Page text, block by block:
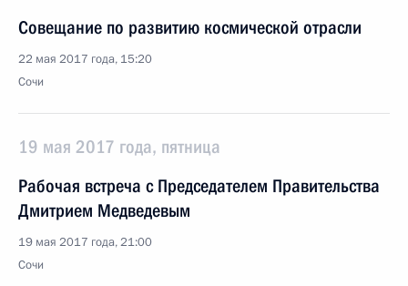
Совещание по развитию космической отрасли
22 мая 2017 года, 15:20
Сочи
19 мая 2017 года, пятница
Рабочая встреча с Председателем Правительства
Дмитрием Медведевым
19 мая 2017 года, 21:00
Сочи